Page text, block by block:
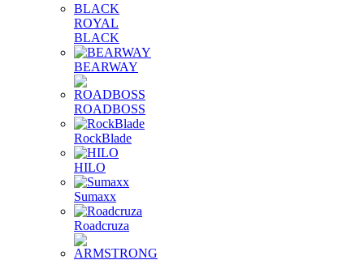
ROYAL
BLACK
BEARWAY
ROADBOSS
RockBlade
HILO
Sumaxx
Roadcruza